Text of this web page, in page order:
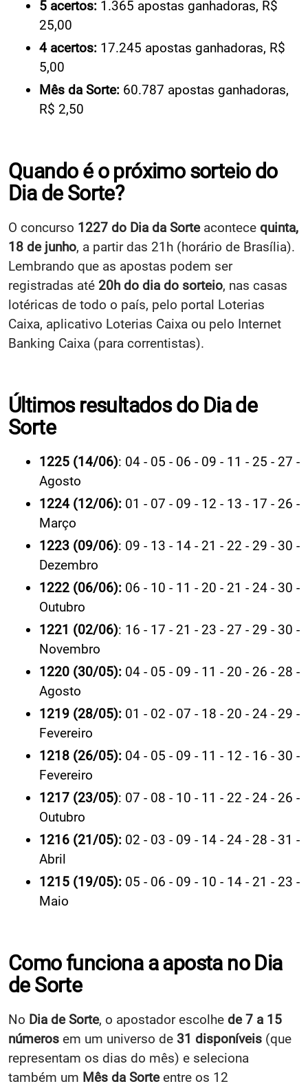
5 acertos: 1.365 apostas ganhadoras, R$
25,00
4 acertos: 17.245 apostas ganhadoras, R$
5,00
Mês da Sorte: 60.787 apostas ganhadoras,
R$ 2,50
Quando é o próximo sorteio do
Dia de Sorte?
O concurso 1227 do Dia da Sorte acontece quinta,
18 de junho, a partir das 21h (horário de Brasília).
Lembrando que as apostas podem ser
registradas até 20h do dia do sorteio, nas casas
lotéricas de todo o país, pelo portal Loterias
Caixa, aplicativo Loterias Caixa ou pelo Internet
Banking Caixa (para correntistas).
Últimos resultados do Dia de
Sorte
1225 (14/06): 04 - 05 - 06 - 09 - 11 - 25 - 27 -
Agosto
1224 (12/06): 01 - 07 - 09 - 12 - 13 - 17 - 26 -
Março
1223 (09/06): 09 - 13 - 14 - 21 - 22 - 29 - 30 -
Dezembro
1222 (06/06): 06 - 10 - 11 - 20 - 21 - 24 - 30 -
Outubro
1221 (02/06): 16 - 17 - 21 - 23 - 27 - 29 - 30 -
Novembro
1220 (30/05): 04 - 05 - 09 - 11 - 20 - 26 - 28 -
Agosto
1219 (28/05): 01 - 02 - 07 - 18 - 20 - 24 - 29 -
Fevereiro
1218 (26/05): 04 - 05 - 09 - 11 - 12 - 16 - 30 -
Fevereiro
1217 (23/05): 07 - 08 - 10 - 11 - 22 - 24 - 26 -
Outubro
1216 (21/05): 02 - 03 - 09 - 14 - 24 - 28 - 31 -
Abril
1215 (19/05): 05 - 06 - 09 - 10 - 14 - 21 - 23 -
Maio
Como funciona a aposta no Dia
de Sorte
No Dia de Sorte, o apostador escolhe de 7 a 15
números em um universo de 31 disponíveis (que
representam os dias do mês) e seleciona
também um Mês da Sorteentre os 12